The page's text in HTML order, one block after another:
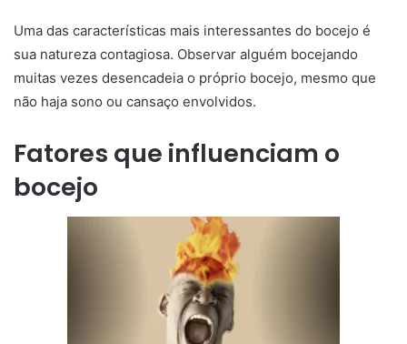
Uma das características mais interessantes do bocejo é
sua natureza contagiosa. Observar alguém bocejando
muitas vezes desencadeia o próprio bocejo, mesmo que
não haja sono ou cansaço envolvidos.
Fatores que influenciam o
bocejo